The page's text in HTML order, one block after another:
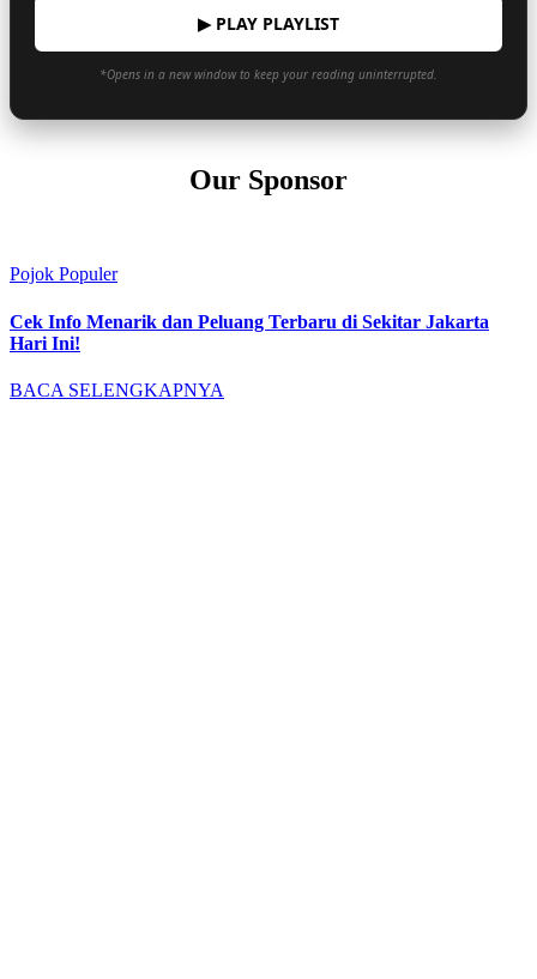
▶ PLAY PLAYLIST
*Opens in a new window to keep your reading uninterrupted.
Our Sponsor
Pojok Populer
Cek Info Menarik dan Peluang Terbaru di Sekitar Jakarta
Hari Ini!
BACA SELENGKAPNYA